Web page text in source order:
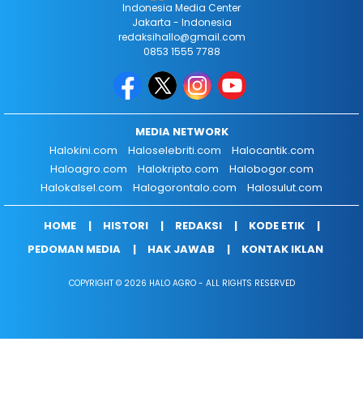
Indonesia Media Center
Jakarta - Indonesia
redaksihallo@gmail.com
0853 1555 7788
MEDIA NETWORK
Halokini.com
Haloselebriti.com
Halocantik.com
Haloagro.com
Halokripto.com
Halobogor.com
Halokalsel.com
Halogorontalo.com Halosulut.com
HOME HISTORI REDAKSI
KODE ETIK
PEDOMAN MEDIA
HAK JAWAB KONTAK IKLAN
COPYRIGHT © 2026 HALO AGRO - ALL RIGHTS RESERVED